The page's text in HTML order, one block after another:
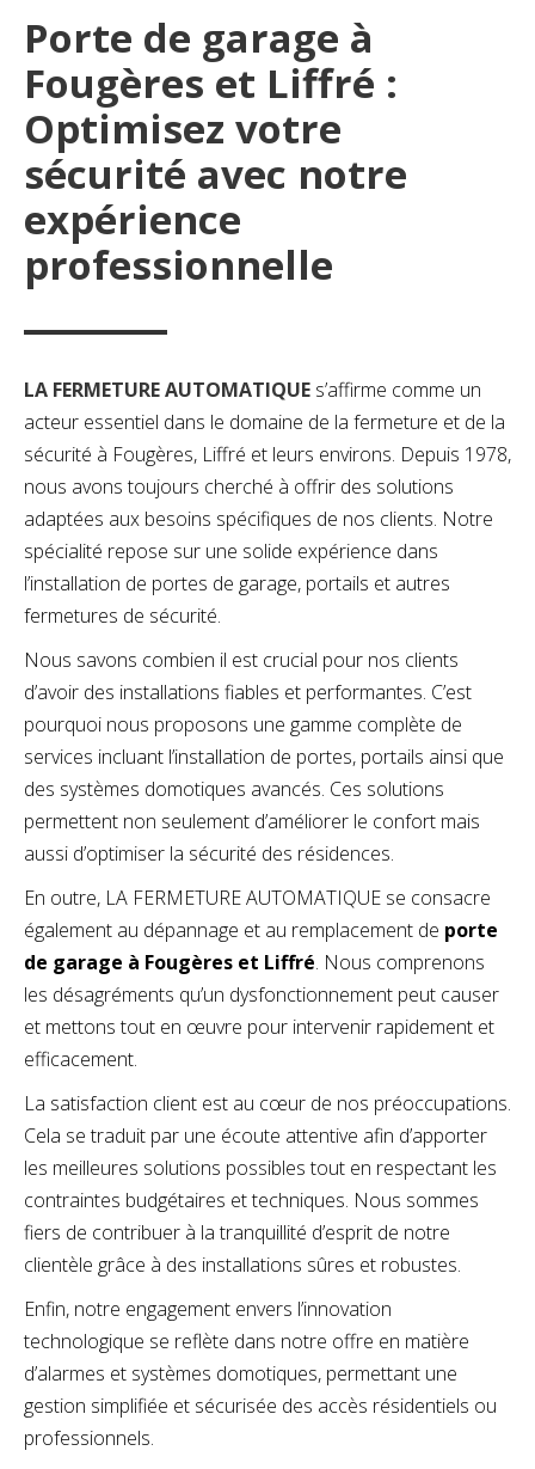
Porte de garage à
Fougères et Liffré :
Optimisez votre
sécurité avec notre
expérience
professionnelle
LA FERMETURE AUTOMATIQUE s’affirme comme un
acteur essentiel dans le domaine de la fermeture et de la
sécurité à Fougères, Liffré et leurs environs. Depuis 1978,
nous avons toujours cherché à offrir des solutions
adaptées aux besoins spécifiques de nos clients. Notre
spécialité repose sur une solide expérience dans
l’installation de portes de garage, portails et autres
fermetures de sécurité.
Nous savons combien il est crucial pour nos clients
d’avoir des installations fiables et performantes. C’est
pourquoi nous proposons une gamme complète de
services incluant l’installation de portes, portails ainsi que
des systèmes domotiques avancés. Ces solutions
permettent non seulement d’améliorer le confort mais
aussi d’optimiser la sécurité des résidences.
En outre, LA FERMETURE AUTOMATIQUE se consacre
également au dépannage et au remplacement de porte
de garage à Fougères et Liffré. Nous comprenons
les désagréments qu’un dysfonctionnement peut causer
et mettons tout en œuvre pour intervenir rapidement et
efficacement.
La satisfaction client est au cœur de nos préoccupations.
Cela se traduit par une écoute attentive afin d’apporter
les meilleures solutions possibles tout en respectant les
contraintes budgétaires et techniques. Nous sommes
fiers de contribuer à la tranquillité d’esprit de notre
clientèle grâce à des installations sûres et robustes.
Enfin, notre engagement envers l’innovation
technologique se reflète dans notre offre en matière
d’alarmes et systèmes domotiques, permettant une
gestion simplifiée et sécurisée des accès résidentiels ou
professionnels.